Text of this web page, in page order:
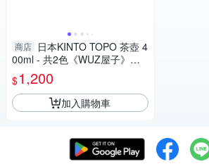
商店 日本KINTO TOPO 茶壺 4
00ml - 共2色《WUZ屋子》日
本 KINTO 茶壺 茶器 茶具
$1,200
加入購物車